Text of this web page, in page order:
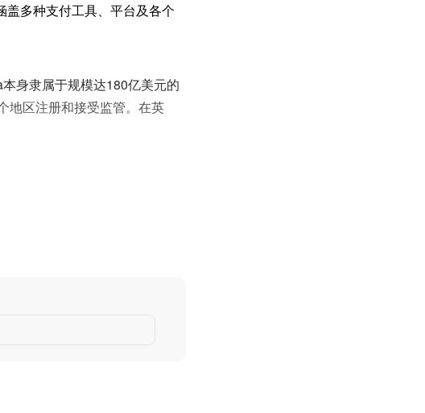
多种支付工具、平台及各个
身隶属于规模达180亿美元的
地区注册和接受监管。在英